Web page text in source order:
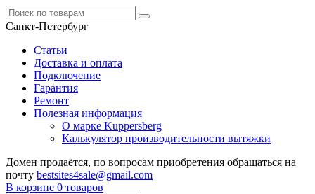
Санкт-Петербург
Статьи
Доставка и оплата
Подключение
Гарантия
Ремонт
Полезная информация
О марке Kuppersberg
Калькулятор производительности вытяжки
Домен продаётся, по вопросам приобретения обращаться на
почту bestsites4sale@gmail.com
В корзине 0 товаров